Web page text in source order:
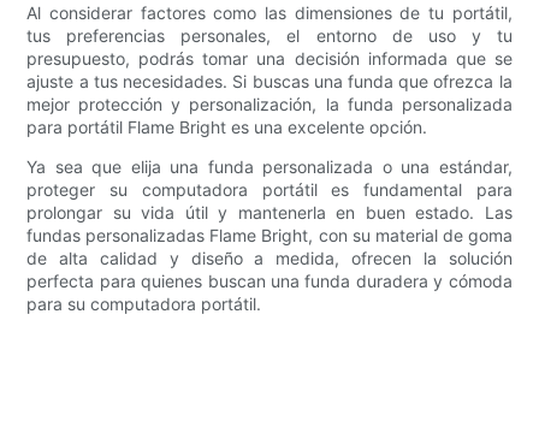
Al considerar factores como las dimensiones de tu portátil,
tus preferencias personales, el entorno de uso y tu
presupuesto, podrás tomar una decisión informada que se
ajuste a tus necesidades. Si buscas una funda que ofrezca la
mejor protección y personalización, la funda personalizada
para portátil Flame Bright es una excelente opción.
Ya sea que elija una funda personalizada o una estándar,
proteger su computadora portátil es fundamental para
prolongar su vida útil y mantenerla en buen estado. Las
fundas personalizadas Flame Bright, con su material de goma
de alta calidad y diseño a medida, ofrecen la solución
perfecta para quienes buscan una funda duradera y cómoda
para su computadora portátil.